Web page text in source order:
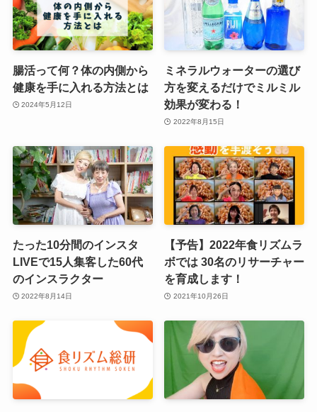
腸活って何？体の内側から
健康を手に入れる方法とは
2024年5月12日
ミネラルウォーターの選び
方を変えるだけでミルミル
効果が変わる！
2022年8月15日
たった10分間のインスタ
LIVEで15人集客した60代
のインスラクター
2022年8月14日
【予告】2022年食リズムラ
ボでは 30名のリサーチャー
を育成します！
2021年10月26日